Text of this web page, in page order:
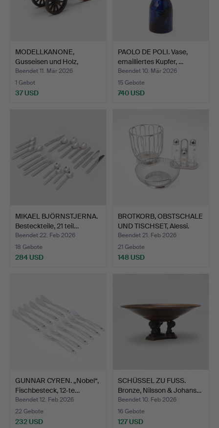
MODELLKANONE,
Gusseisen und Holz,
Torsborg…
Beendet 11. Mär 2026
1 Gebot
37 USD
PAOLO DE POLI. Vase,
emailliertes Kupfer, …
Beendet 10. Mär 2026
15 Gebote
740 USD
MIKAEL BJÖRNSTJERNA.
Besteckteile, 21 teil…
Beendet 22. Feb 2026
18 Gebote
284 USD
BROTKORB, OBSTSCHALE
UND TISCHSET, Alessi.
Beendet 21. Feb 2026
21 Gebote
148 USD
GUNNAR CYREN. „Nobel“,
Fischbesteck, 12-te…
Beendet 12. Feb 2026
22 Gebote
232 USD
SCHÜSSEL ZU FUSS.
Bronze, Nilsson & Johans…
Beendet 10. Feb 2026
16 Gebote
127 USD